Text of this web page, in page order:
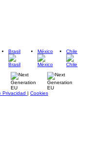
Brasil México Chile
Privacidad | Cookies